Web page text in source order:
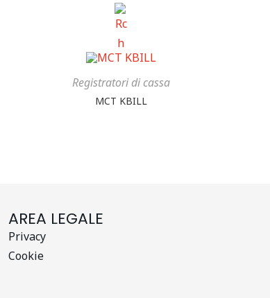
Registratori di cassa
MCT KBILL
AREA LEGALE
Privacy
Cookie